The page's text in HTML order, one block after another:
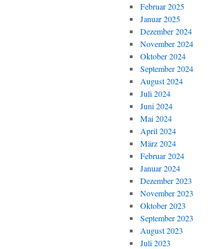
Februar 2025
Januar 2025
Dezember 2024
November 2024
Oktober 2024
September 2024
August 2024
Juli 2024
Juni 2024
Mai 2024
April 2024
März 2024
Februar 2024
Januar 2024
Dezember 2023
November 2023
Oktober 2023
September 2023
August 2023
Juli 2023